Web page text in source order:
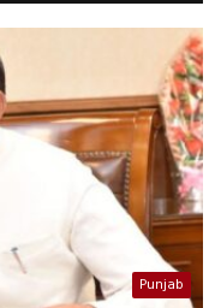
Punjab